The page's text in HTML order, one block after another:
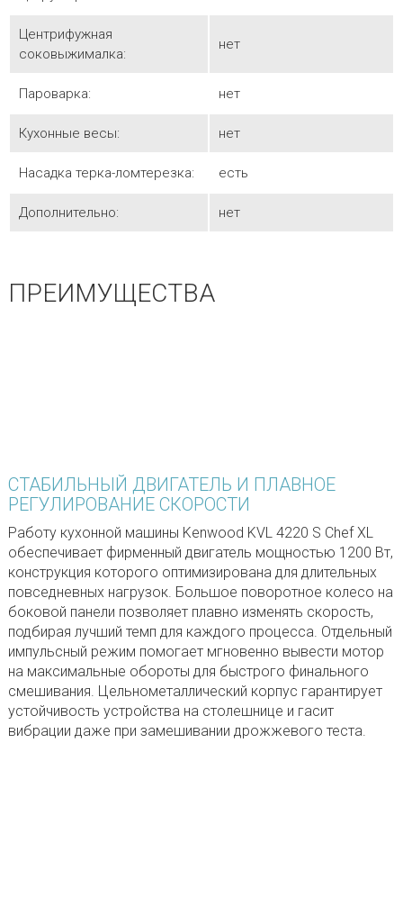
Центрифужная
соковыжималка:
нет
Пароварка: нет
Кухонные весы: нет
Насадка терка-ломтерезка: есть
Дополнительно: нет
ПРЕИМУЩЕСТВА
СТАБИЛЬНЫЙ ДВИГАТЕЛЬ И ПЛАВНОЕ
РЕГУЛИРОВАНИЕ СКОРОСТИ
Работу кухонной машины Kenwood KVL 4220 S Chef XL
обеспечивает фирменный двигатель мощностью 1200 Вт,
конструкция которого оптимизирована для длительных
повседневных нагрузок. Большое поворотное колесо на
боковой панели позволяет плавно изменять скорость,
подбирая лучший темп для каждого процесса. Отдельный
импульсный режим помогает мгновенно вывести мотор
на максимальные обороты для быстрого финального
смешивания. Цельнометаллический корпус гарантирует
устойчивость устройства на столешнице и гасит
вибрации даже при замешивании дрожжевого теста.